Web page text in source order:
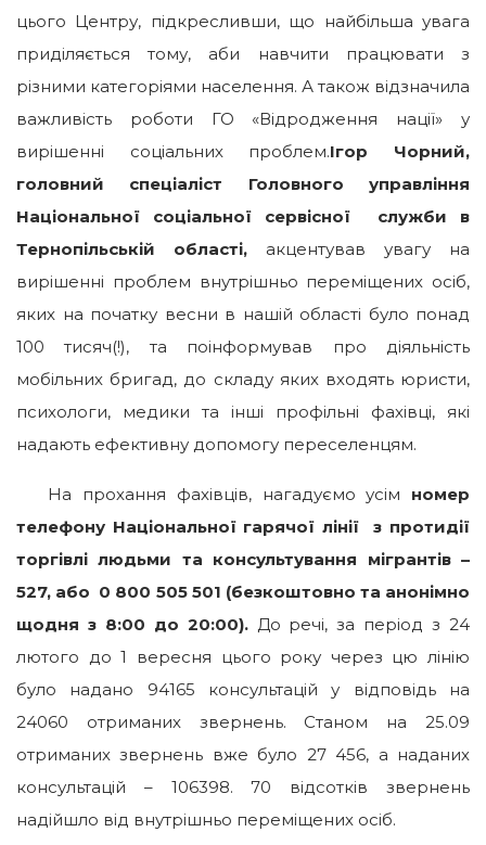
цього Центру, підкресливши, що найбільша увага
приділяється тому, аби навчити працювати з
різними категоріями населення. А також відзначила
важливість роботи ГО «Відродження нації» у
вирішенні соціальних проблем.Ігор Чорний,
головний спеціаліст Головного управління
Національної соціальної сервісної служби в
Тернопільській області, акцентував увагу на
вирішенні проблем внутрішньо переміщених осіб,
яких на початку весни в нашій області було понад
100 тисяч(!), та поінформував про діяльність
мобільних бригад, до складу яких входять юристи,
психологи, медики та інші профільні фахівці, які
надають ефективну допомогу переселенцям.
На прохання фахівців, нагадуємо усім номер
телефону Національної гарячої лінії з протидії
торгівлі людьми та консультування мігрантів –
527, або 0 800 505 501 (безкоштовно та анонімно
щодня з 8:00 до 20:00). До речі, за період з 24
лютого до 1 вересня цього року через цю лінію
було надано 94165 консультацій у відповідь на
24060 отриманих звернень. Станом на 25.09
отриманих звернень вже було 27 456, а наданих
консультацій – 106398. 70 відсотків звернень
надійшло від внутрішньо переміщених осіб.